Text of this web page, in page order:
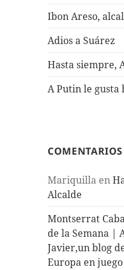
Ibon Areso,
Adios a Suárez
Hasta siempre,
A Putin le gusta
Mariquilla en
Alcalde
Montserrat
de la Semana |
Javier,un blog
Europa en juego